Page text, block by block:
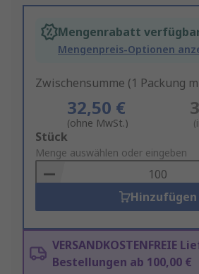
Mengenrabatt
Mengenpreis-Optionen
Zwischensumme (1 Packung
32,50 €
(ohne MwSt.)
Add
to
Basket
Stück
Menge auswählen oder eingeben
Hinzufügen
VERSANDKOSTENFREIE
Bestellungen ab 100,00 €